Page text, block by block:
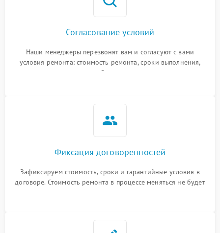
Согласование условий
Наши менеджеры перезвонят вам и согласуют с вами
условия ремонта: стоимость ремонта, сроки выполнения,
гарантийные условия
Фиксация договоренностей
Зафиксируем стоимость, сроки и гарантийные условия в
договоре. Стоимость ремонта в процессе меняться не будет